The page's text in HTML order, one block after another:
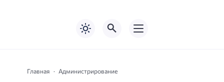
Главная Администрирование